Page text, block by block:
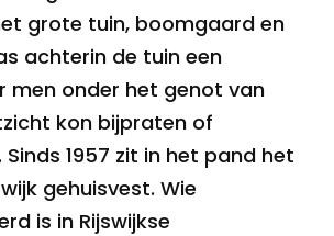
grote tuin, boomgaard en
achterin de tuin een
men onder het genot van
kon bijpraten of
1957 zit in het pand het
gehuisvest. Wie
is in Rijswijkse